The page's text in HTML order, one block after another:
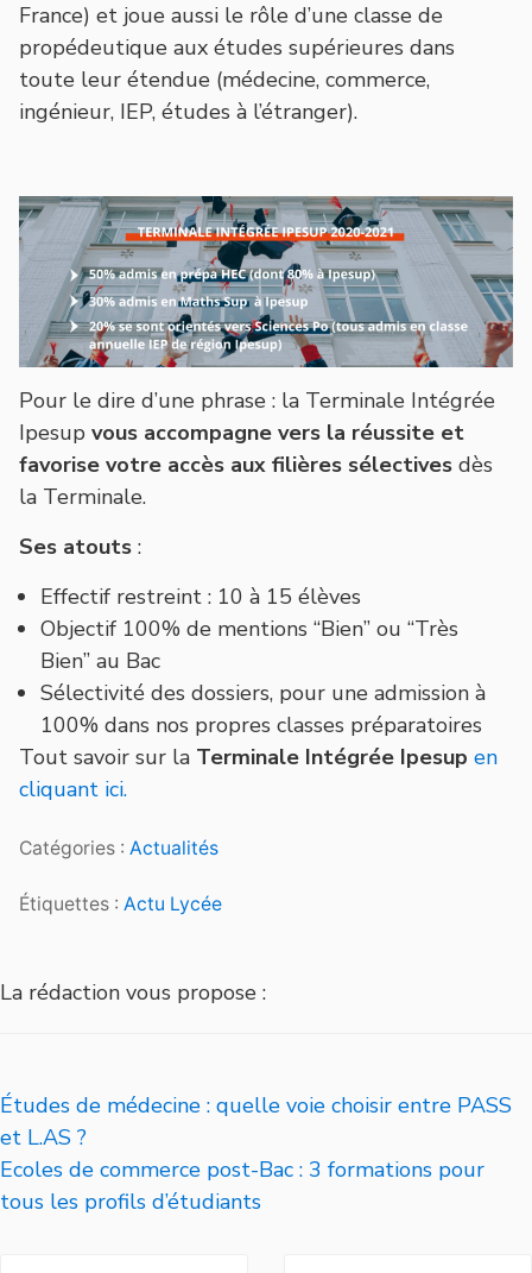
France) et joue aussi le rôle d’une classe de
propédeutique aux études supérieures dans
toute leur étendue (médecine, commerce,
ingénieur, IEP, études à l’étranger).
Pour le dire d’une phrase : la Terminale Intégrée
Ipesup vous accompagne vers la réussite et
favorise votre accès aux filières sélectives dès
la Terminale.
Ses atouts :
Effectif restreint : 10 à 15 élèves
Objectif 100% de mentions “Bien” ou “Très
Bien” au Bac
Sélectivité des dossiers, pour une admission à
100% dans nos propres classes préparatoires
Tout savoir sur la Terminale Intégrée Ipesup en
cliquant ici.
Catégories : Actualités
Étiquettes : Actu Lycée
La rédaction vous propose :
Études de médecine : quelle voie choisir entre PASS
et L.AS ?
Ecoles de commerce post-Bac : 3 formations pour
tous les profils d’étudiants